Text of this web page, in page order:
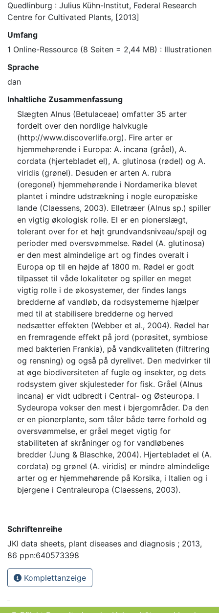
Quedlinburg : Julius Kühn-Institut, Federal Research
Centre for Cultivated Plants, [2013]
Umfang
1 Online-Ressource (8 Seiten = 2,44 MB) : Illustrationen
Sprache
dan
Inhaltliche Zusammenfassung
Slægten Alnus (Betulaceae) omfatter 35 arter
fordelt over den nordlige halvkugle
(http://www.discoverlife.org). Fire arter er
hjemmehørende i Europa: A. incana (gråel), A.
cordata (hjertebladet el), A. glutinosa (rødel) og A.
viridis (grønel). Desuden er arten A. rubra
(oregonel) hjemmehørende i Nordamerika blevet
plantet i mindre udstrækning i nogle europæiske
lande (Claessens, 2003). Elletræer (Alnus sp.) spiller
en vigtig økologisk rolle. El er en pionerslægt,
tolerant over for et højt grundvandsniveau/spejl og
perioder med oversvømmelse. Rødel (A. glutinosa)
er den mest almindelige art og findes overalt i
Europa op til en højde af 1800 m. Rødel er godt
tilpasset til våde lokaliteter og spiller en meget
vigtig rolle i de økosystemer, der findes langs
bredderne af vandløb, da rodsystemerne hjælper
med til at stabilisere bredderne og herved
nedsætter effekten (Webber et al., 2004). Rødel har
en fremragende effekt på jord (porøsitet, symbiose
med bakterien Frankia), på vandkvaliteten (filtrering
og rensning) og også på dyrelivet. Den medvirker til
at øge biodiversiteten af fugle og insekter, og dets
rodsystem giver skjulesteder for fisk. Gråel (Alnus
incana) er vidt udbredt i Central- og Østeuropa. I
Sydeuropa vokser den mest i bjergområder. Da den
er en pionerplante, som tåler både tørre forhold og
oversvømmelse, er gråel meget vigtig for
stabiliteten af skråninger og for vandløbenes
bredder (Jung & Blaschke, 2004). Hjertebladet el (A.
cordata) og grønel (A. viridis) er mindre almindelige
arter og er hjemmehørende på Korsika, i Italien og i
bjergene i Centraleuropa (Claessens, 2003).
Schriftenreihe
JKI data sheets, plant diseases and diagnosis ; 2013,
86 ppn:640573398
Komplettanzeige